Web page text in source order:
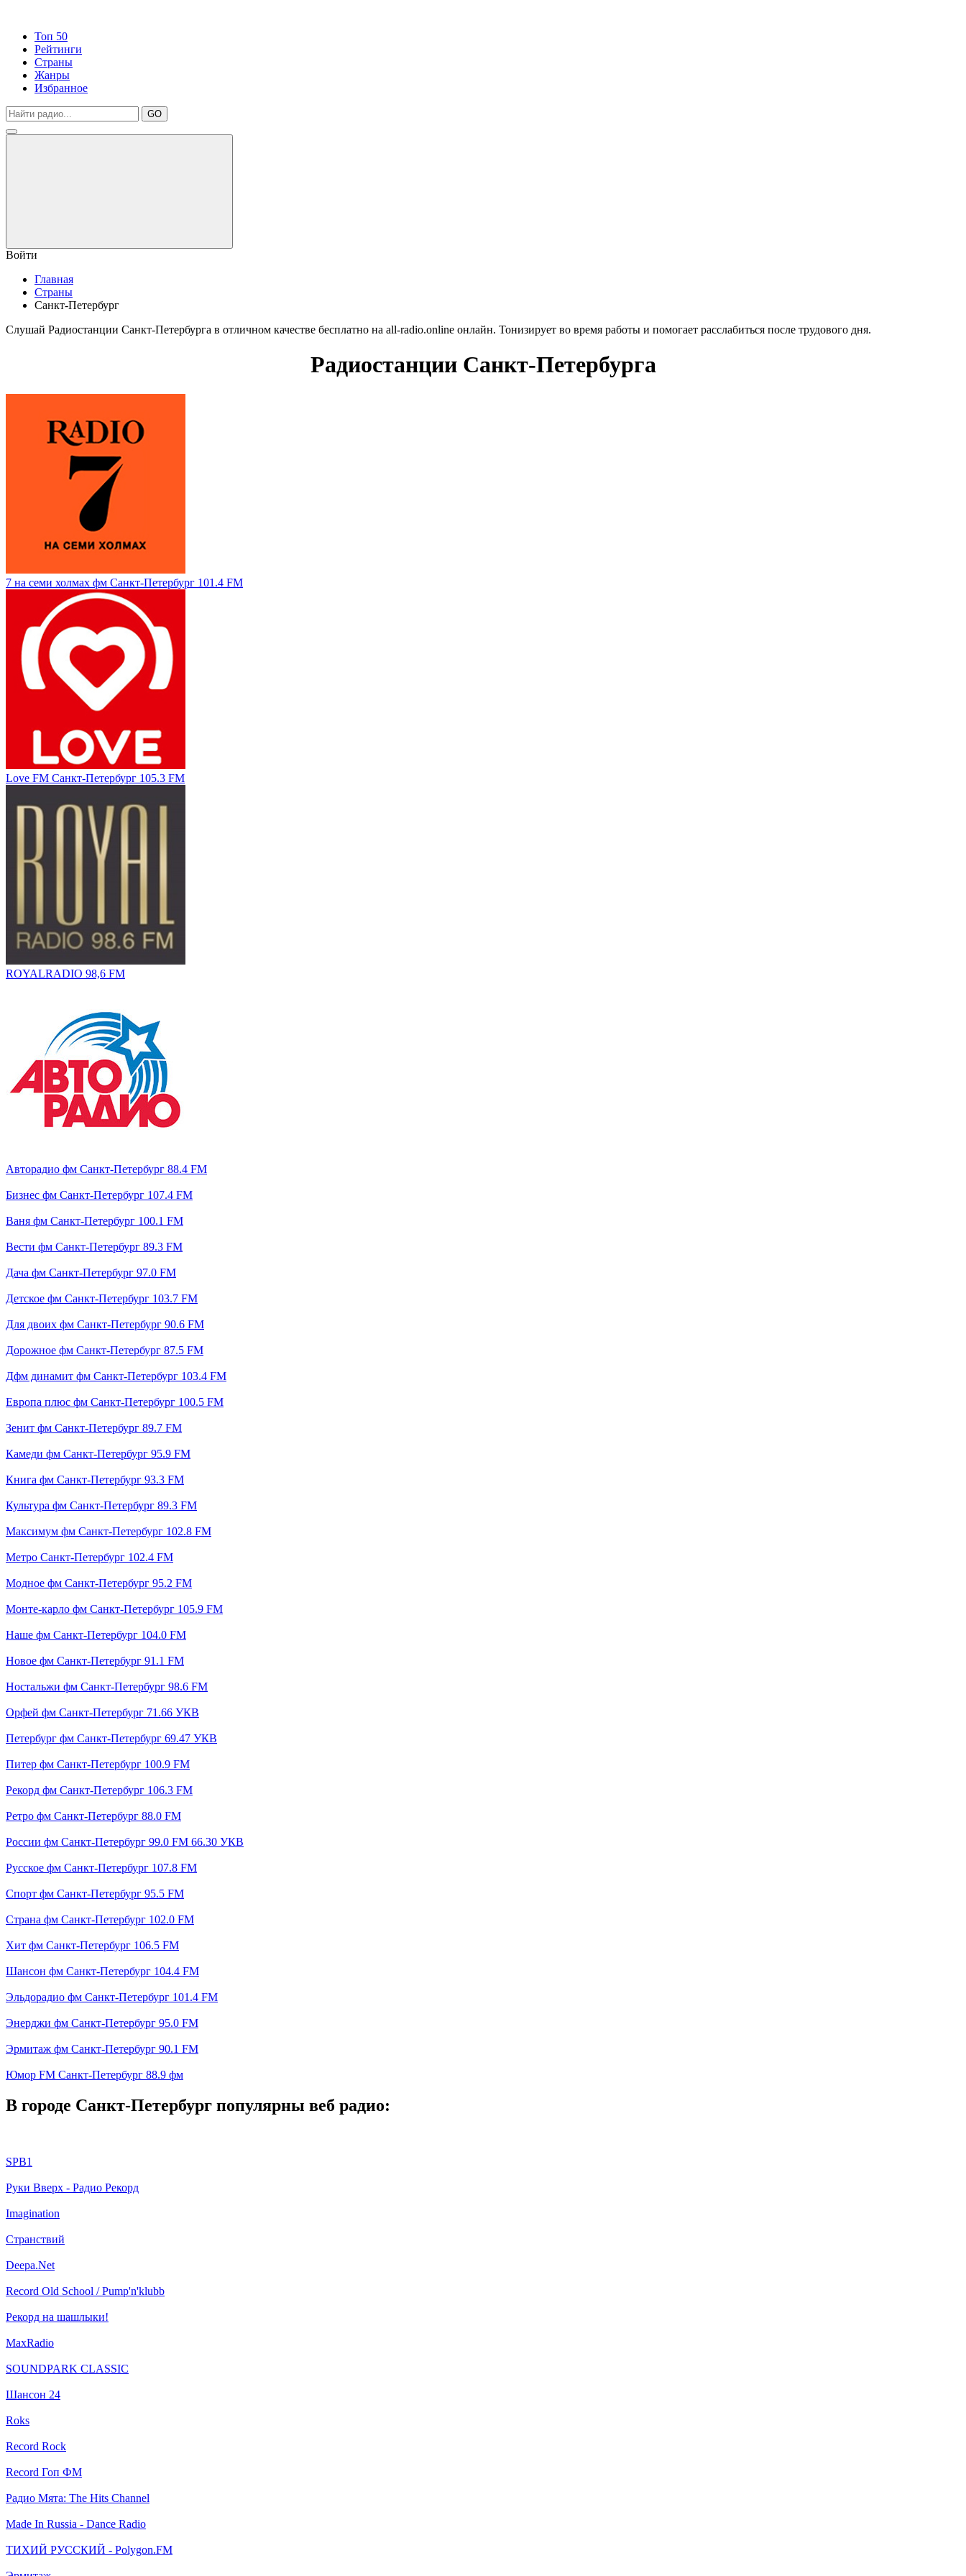
Топ 50
Рейтинги
Страны
Жанры
Избранное
GO
Войти
Главная
Страны
Санкт-Петербург
Слушай Радиостанции Санкт-Петербурга в отличном качестве бесплатно на all-radio.online онлайн. Тонизирует во время работы и помогает расслабиться после трудового дня.
Радиостанции Санкт-Петербурга
7 на семи холмах фм Санкт-Петербург 101.4 FM
Love FM Санкт-Петербург 105.3 FM
ROYALRADIO 98,6 FM
Авторадио фм Санкт-Петербург 88.4 FM
Бизнес фм Санкт-Петербург 107.4 FM
Ваня фм Санкт-Петербург 100.1 FM
Вести фм Санкт-Петербург 89.3 FM
Дача фм Санкт-Петербург 97.0 FM
Детское фм Санкт-Петербург 103.7 FM
Для двоих фм Санкт-Петербург 90.6 FM
Дорожное фм Санкт-Петербург 87.5 FM
Дфм динамит фм Санкт-Петербург 103.4 FM
Европа плюс фм Санкт-Петербург 100.5 FM
Зенит фм Санкт-Петербург 89.7 FM
Камеди фм Санкт-Петербург 95.9 FM
Книга фм Санкт-Петербург 93.3 FM
Культура фм Санкт-Петербург 89.3 FM
Максимум фм Санкт-Петербург 102.8 FM
Метро Санкт-Петербург 102.4 FM
Модное фм Санкт-Петербург 95.2 FM
Монте-карло фм Санкт-Петербург 105.9 FM
Наше фм Санкт-Петербург 104.0 FM
Новое фм Санкт-Петербург 91.1 FM
Ностальжи фм Санкт-Петербург 98.6 FM
Орфей фм Санкт-Петербург 71.66 УКВ
Петербург фм Санкт-Петербург 69.47 УКВ
Питер фм Санкт-Петербург 100.9 FM
Рекорд фм Санкт-Петербург 106.3 FM
Ретро фм Санкт-Петербург 88.0 FM
России фм Санкт-Петербург 99.0 FM 66.30 УКВ
Русское фм Санкт-Петербург 107.8 FM
Спорт фм Санкт-Петербург 95.5 FM
Страна фм Санкт-Петербург 102.0 FM
Хит фм Санкт-Петербург 106.5 FM
Шансон фм Санкт-Петербург 104.4 FM
Эльдорадио фм Санкт-Петербург 101.4 FM
Энерджи фм Санкт-Петербург 95.0 FM
Эрмитаж фм Санкт-Петербург 90.1 FM
Юмор FM Санкт-Петербург 88.9 фм
В городе Санкт-Петербург популярны веб радио:
SPB1
Руки Вверх - Радио Рекорд
Imagination
Странствий
Deepa.Net
Record Old School / Pump'n'klubb
Рекорд на шашлыки!
MaxRadio
SOUNDPARK CLASSIC
Шансон 24
Roks
Record Rock
Record Гоп ФМ
Радио Мята: The Hits Channel
Made In Russia - Dance Radio
ТИХИЙ РУССКИЙ - Polygon.FM